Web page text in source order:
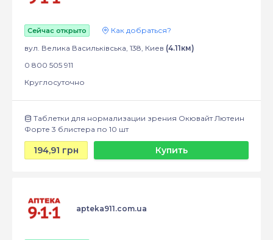
Сейчас открыто
Как добраться?
вул. Велика Васильківська, 138, Киев (4.11км)
0 800 505 911
Круглосуточно
Таблетки для нормализации зрения Окювайт Лютеин
Форте 3 блистера по 10 шт
194,91 грн Купить
apteka911.com.ua